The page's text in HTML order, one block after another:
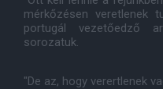
mérkőzésen veretlenek
portugál vezetőedző
sorozatuk.
"De az, hogy verertlenek